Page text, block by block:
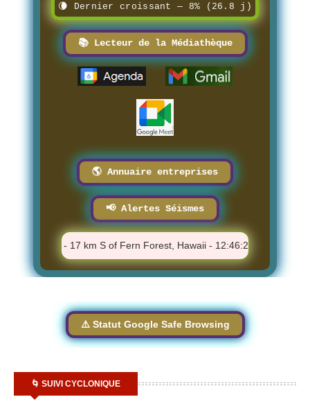
🌘 Dernier croissant — 8% (26.8 j)
📚 Lecteur de la Médiathèque
🌎 Annuaire entreprises
📢 Alertes Séismes
M 2.22 - 17 km S of Fern Forest, Hawaii - 12:46:24 PM
⚠️ Statut Google Safe Browsing
🌀 SUIVI CYCLONIQUE